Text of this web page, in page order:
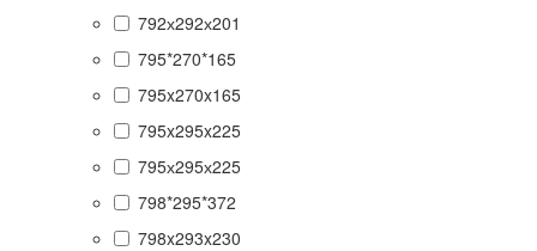
792х292х201
795*270*165
795x270x165
795x295x225
795х295х225
798*295*372
798x293x230